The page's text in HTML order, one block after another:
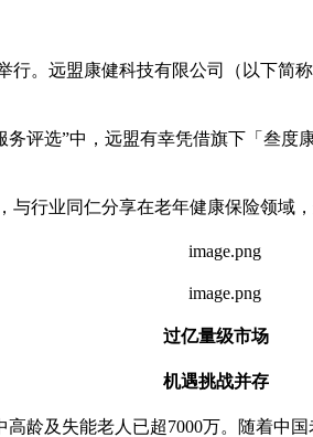
行。远盟康健科技有限公司（以下
评选”中，远盟有幸凭借旗下「叁
行业同仁分享在老年健康保险领域
过亿量级市场
机遇挑战并存
龄及失能老人已超7000万。随着中